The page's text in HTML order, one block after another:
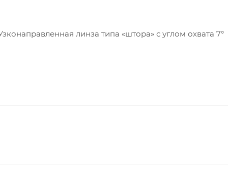
линза типа «штора» с углом охвата 7°